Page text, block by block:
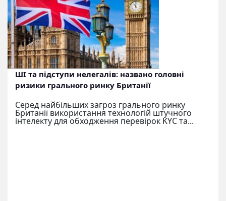
ШІ та підступи нелегалів: названо головні
ризики грального ринку Британії
Серед найбільших загроз грального ринку
Британії використання технологій штучного
інтелекту для обходження перевірок KYC та...